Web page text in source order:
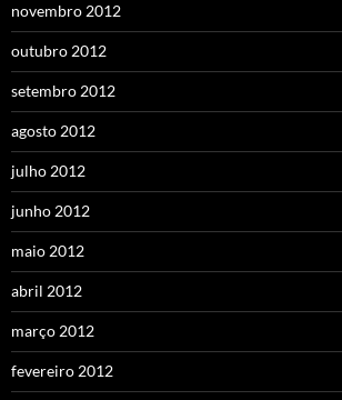
novembro 2012
outubro 2012
setembro 2012
agosto 2012
julho 2012
junho 2012
maio 2012
abril 2012
março 2012
fevereiro 2012